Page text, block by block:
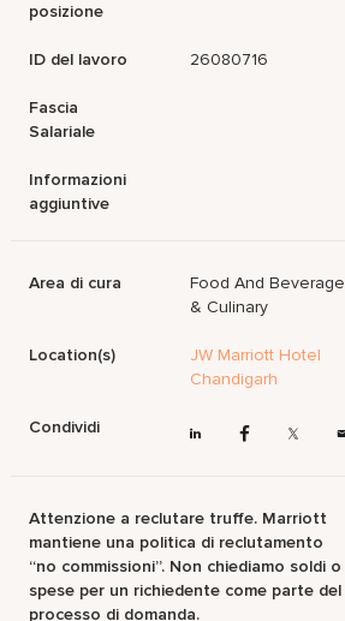
posizione
ID del lavoro 26080716
Fascia
Salariale
Informazioni
aggiuntive
Area di cura
Food And Beverage
& Culinary
Location(s)
JW Marriott Hotel
Chandigarh
Condividi
Attenzione a reclutare truffe. Marriott
mantiene una politica di reclutamento
“no commissioni”. Non chiediamo soldi o
spese per un richiedente come parte del
processo di domanda.